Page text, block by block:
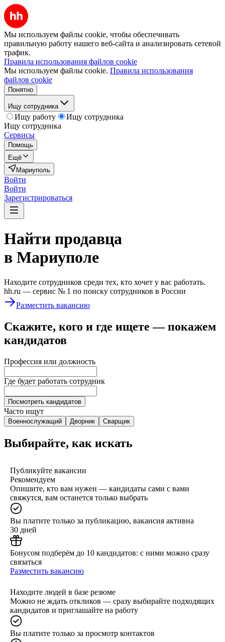
Мы используем файлы cookie, чтобы обеспечивать
правильную работу нашего веб-сайта и анализировать сетевой
трафик.
Правила использования файлов cookie
Мы используем файлы cookie. Правила использования
файлов cookie
Понятно
Ищу сотрудника
Ищу работу
Ищу сотрудника
Ищу сотрудника
Сервисы
Помощь
Ещё
Мариуполь
Войти
Войти
Зарегистрироваться
Найти продавца
в Мариуполе
Находите сотрудников среди тех, кто хочет у вас работать.
hh.ru — сервис № 1 по поиску сотрудников в России
Разместить вакансию
Скажите, кого и где ищете — покажем
кандидатов
Профессия или должность
Где будет работать сотрудник
Посмотреть кандидатов
Часто ищут
Военнослужащий Дворник Сварщик
Выбирайте, как искать
Публикуйте вакансии
Рекомендуем
Опишите, кто вам нужен — кандидаты сами с вами
свяжутся, вам останется только выбрать
Вы платите только за публикацию, вакансия активна
30 дней
Бонусом подберём до 10 кандидатов: с ними можно сразу
связаться
Разместить вакансию
Находите людей в базе резюме
Можно не ждать откликов — сразу выбирайте подходящих
кандидатов и приглашайте на работу
Вы платите только за просмотр контактов